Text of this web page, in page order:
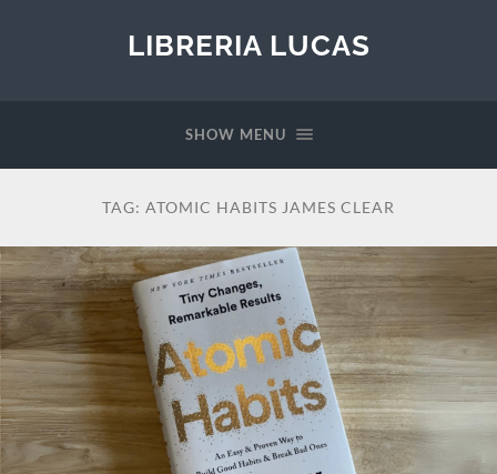
LIBRERIA LUCAS
SHOW MENU
TAG: ATOMIC HABITS JAMES CLEAR